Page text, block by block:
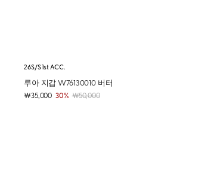
26S/S 1st ACC.
루아 지갑 W76130010 버터
￦35,000 30% ￦50,000